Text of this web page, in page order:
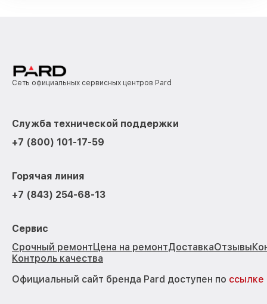
Сеть официальных сервисных центров Pard
Служба технической поддержки
+7 (800) 101-17-59
Горячая линия
+7 (843) 254-68-13
Сервис
Срочный ремонтЦена на ремонтДоставкаОтзывы
Контроль качества
Официальный сайт бренда Pard доступен по ссылке